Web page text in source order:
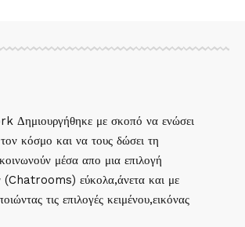
με σκοπό να ενώσει
κόσμο και να τους δώσει τη
μέσα απο μια επιλογή
(Chatrooms) εύκολα,άνετα και με
τις επιλογές κειμένου,εικόνας